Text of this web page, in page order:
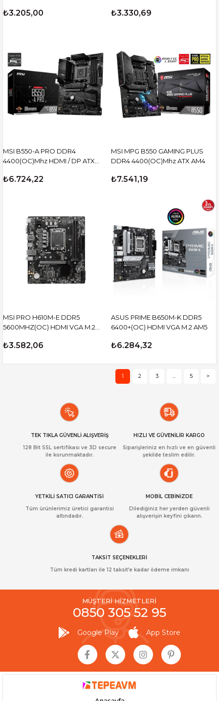
₺3.205,00 ₺3.330,69
MSI B550-A PRO DDR4
4400(OC)Mhz HDMI / DP ATX
₺6.724,22
MSI MPG B550 GAMING PLUS
DDR4 4400(OC)Mhz ATX AM4
₺7.541,19
MSI PRO H610M-E DDR5
5600MHZ(OC) HDMI VGA M.2
₺3.582,06
ASUS PRIME B650M-K DDR5
6400+(OC) HDMI VGA M.2 AM5
₺6.284,32
1 2 3 ... 5 >
TEK TIKLA GÜVENLİ ALIŞVERİŞ
128 Bit SSL sertifikası ve 3D secure
ile korunmaktadır.
HIZLI VE GÜVENİLİR KARGO
Siparişleriniz en hızlı ve en güvenli
şekilde teslim edilir.
YETKİLİ SATICI GARANTİSİ
Tüm ürünlerimiz üretici garantisi
altındadır.
MOBİL CEBİNİZDE
Dilediğiniz her yerden güvenli
alışverişin keyfini çıkarın.
TAKSİT SEÇENEKLERİ
Tüm kredi kartları ile 12 taksit’e kadar ödeme imkanı
MÜŞTERİ HİZMETLERİ
0850 305 52 95
Google Play App Store